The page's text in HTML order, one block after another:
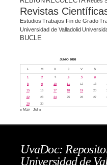
Revistas
Estudios Trabajos Fin de Grado
Universidad de Valladolid
BUCLE
JUNIO 2026
L M X J V S
1 2 3 4 5 6
8
9 10 11 12 13
15
16 17 18 19 20
22
23 24 25 26 27
29
30
« May Jul »
UvaDoc:
Universidad de